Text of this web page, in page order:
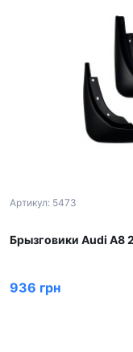
Артикул: 5473
Брызговики Audi A8
936 грн